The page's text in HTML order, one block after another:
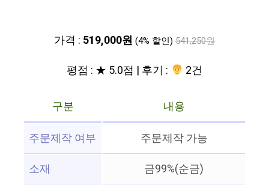
가격 : 519,000원 (4% 할인) 541,250원
평점 : ★ 5.0점 | 후기 : 2건
구분
내용
주문제작 여부
주문제작 가능
소재
금99%(순금)